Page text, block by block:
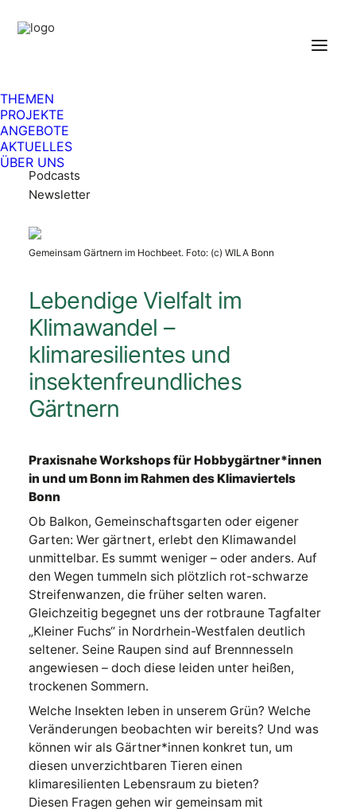
THEMEN
PROJEKTE
ANGEBOTE
AKTUELLES
ÜBER UNS
Gemeinsam Gärtnern im Hochbeet. Foto: (c) WILA Bonn
Lebendige Vielfalt im
Klimawandel –
klimaresilientes und
insektenfreundliches
Gärtnern
Praxisnahe Workshops für Hobbygärtner*innen
in und um Bonn im Rahmen des Klimaviertels
Bonn
Ob Balkon, Gemeinschaftsgarten oder eigener
Garten: Wer gärtnert, erlebt den Klimawandel
unmittelbar. Es summt weniger – oder anders. Auf
den Wegen tummeln sich plötzlich rot-schwarze
Streifenwanzen, die früher selten waren.
Gleichzeitig begegnet uns der rotbraune Tagfalter
„Kleiner Fuchs“ in Nordrhein-Westfalen deutlich
seltener. Seine Raupen sind auf Brennnesseln
angewiesen – doch diese leiden unter heißen,
trockenen Sommern.
Welche Insekten leben in unserem Grün? Welche
Veränderungen beobachten wir bereits? Und was
können wir als Gärtner*innen konkret tun, um
diesen unverzichtbaren Tieren einen
klimaresilienten Lebensraum zu bieten?
Diesen Fragen gehen wir gemeinsam mit
Angebote
Alle Angebote in der Übersicht
Publikationen
Podcasts
Newsletter